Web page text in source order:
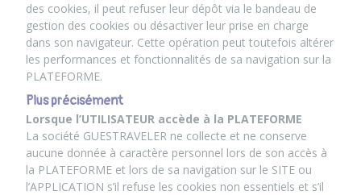
des cookies, il peut refuser leur dépôt via le bandeau de
gestion des cookies ou désactiver leur prise en charge
dans son navigateur. Cette opération peut toutefois altérer
les performances et fonctionnalités de sa navigation sur la
PLATEFORME.
Plus précisément
Lorsque l’UTILISATEUR accède à la PLATEFORME
La société GUESTRAVELER ne collecte et ne conserve
aucune donnée à caractère personnel lors de son accès à
la PLATEFORME et lors de sa navigation sur le SITE ou
l’APPLICATION s’il refuse les cookies non essentiels et s’il